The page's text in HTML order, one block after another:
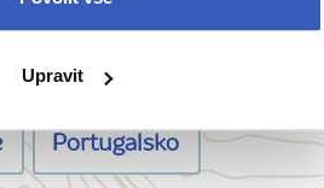
Upravit Francie
Portugalsko